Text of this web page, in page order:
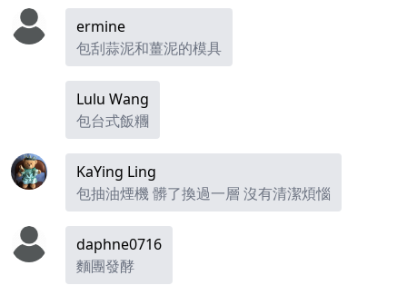
ermine
包刮蒜泥和薑泥的模具
Lulu Wang
包台式飯糰
KaYing Ling
包抽油煙機 髒了換過一層 沒有清潔煩惱
daphne0716
麵團發酵